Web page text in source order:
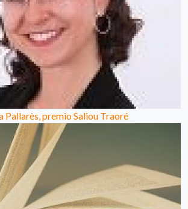
Pallarès, premio Saliou Traoré